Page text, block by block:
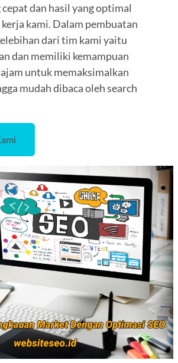
cepat dan hasil yang optimal
kami. Dalam pembuatan
dari tim kami yaitu
dan memiliki kemampuan
untuk memaksimalkan
mudah dibaca oleh search